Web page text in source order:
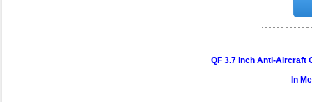
QF 3.7 inch Anti-Aircraft
In